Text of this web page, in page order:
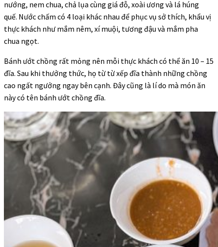
nướng, nem chua, chả lụa cùng giá đỗ, xoài ương và lá húng
quế. Nước chấm có 4 loại khác nhau để phục vụ sở thích, khẩu vị
thực khách như mắm nêm, xí muội, tương đậu và mắm pha
chua ngọt.
Bánh ướt chồng rất mỏng nên mỗi thực khách có thể ăn 10 – 15
đĩa. Sau khi thưởng thức, họ từ từ xếp đĩa thành những chồng
cao ngất ngưởng ngay bên cạnh. Đây cũng là lí do mà món ăn
này có tên bánh ướt chồng đĩa.